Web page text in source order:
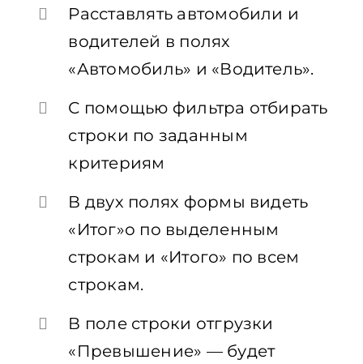
Расставлять автомобили и
водителей в полях
«Автомобиль» и «Водитель».
С помощью фильтра отбирать
строки по заданным
критериям
В двух полях формы видеть
«Итог»о по выделенным
строкам и «Итого» по всем
строкам.
В поле строки отгрузки
«Превышение» — будет